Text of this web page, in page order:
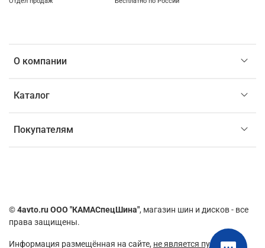
О компании
Каталог
Покупателям
©4avto.ru ООО "КАМАСпецШина", магазин шин и дисков - все
права защищены.
Информация размещённая на сайте, не является публичной